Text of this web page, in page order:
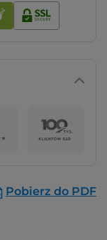
Pobierz do PDF